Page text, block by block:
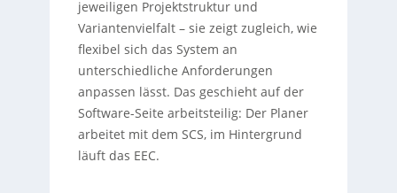
jeweiligen Projektstruktur und
Variantenvielfalt – sie zeigt zugleich, wie
flexibel sich das System an
unterschiedliche Anforderungen
anpassen lässt. Das geschieht auf der
Software-Seite arbeitsteilig: Der Planer
arbeitet mit dem SCS, im Hintergrund
läuft das EEC.